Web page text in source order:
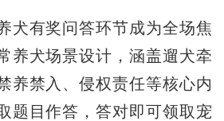
有奖问答环节成为全场焦
养犬场景设计，涵盖遛犬牵
养禁入、侵权责任等核心内
题目作答，答对即可领取宠